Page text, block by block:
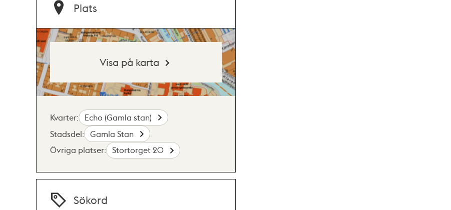
Plats
Visa på karta
Kvarter:
Echo (Gamla stan)
Stadsdel:
Gamla Stan
Övriga platser:
Stortorget 20
Sökord